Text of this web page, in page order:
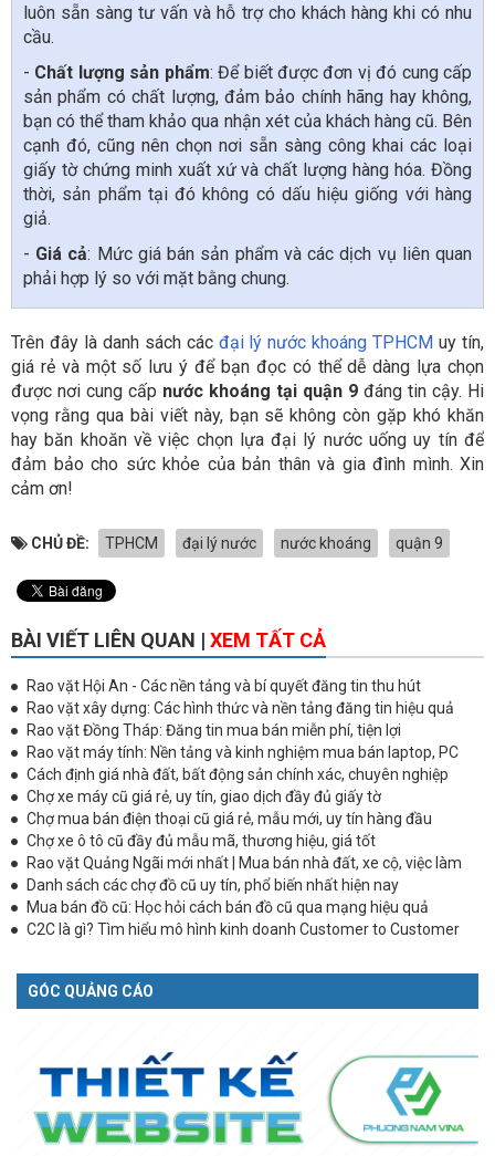
luôn sẵn sàng tư vấn và hỗ trợ cho khách hàng khi có nhu
cầu.
- Chất lượng sản phẩm: Để biết được đơn vị đó cung cấp
sản phẩm có chất lượng, đảm bảo chính hãng hay không,
bạn có thể tham khảo qua nhận xét của khách hàng cũ. Bên
cạnh đó, cũng nên chọn nơi sẵn sàng công khai các loại
giấy tờ chứng minh xuất xứ và chất lượng hàng hóa. Đồng
thời, sản phẩm tại đó không có dấu hiệu giống với hàng
giả.
- Giá cả: Mức giá bán sản phẩm và các dịch vụ liên quan
phải hợp lý so với mặt bằng chung.
Trên đây là danh sách các đại lý nước khoáng TPHCM uy tín,
giá rẻ và một số lưu ý để bạn đọc có thể dễ dàng lựa chọn
được nơi cung cấp nước khoáng tại quận 9 đáng tin cậy. Hi
vọng rằng qua bài viết này, bạn sẽ không còn gặp khó khăn
hay băn khoăn về việc chọn lựa đại lý nước uống uy tín để
đảm bảo cho sức khỏe của bản thân và gia đình mình. Xin
cảm ơn!
CHỦ ĐỀ: TPHCM đại lý nước nước khoáng quận 9
BÀI VIẾT LIÊN QUAN | XEM TẤT CẢ
Rao vặt Hội An - Các nền tảng và bí quyết đăng tin thu hút
Rao vặt xây dựng: Các hình thức và nền tảng đăng tin hiệu quả
Rao vặt Đồng Tháp: Đăng tin mua bán miễn phí, tiện lợi
Rao vặt máy tính: Nền tảng và kinh nghiệm mua bán laptop, PC
Cách định giá nhà đất, bất động sản chính xác, chuyên nghiệp
Chợ xe máy cũ giá rẻ, uy tín, giao dịch đầy đủ giấy tờ
Chợ mua bán điện thoại cũ giá rẻ, mẫu mới, uy tín hàng đầu
Chợ xe ô tô cũ đầy đủ mẫu mã, thương hiệu, giá tốt
Rao vặt Quảng Ngãi mới nhất | Mua bán nhà đất, xe cộ, việc làm
Danh sách các chợ đồ cũ uy tín, phổ biến nhất hiện nay
Mua bán đồ cũ: Học hỏi cách bán đồ cũ qua mạng hiệu quả
C2C là gì? Tìm hiểu mô hình kinh doanh Customer to Customer
GÓC QUẢNG CÁO